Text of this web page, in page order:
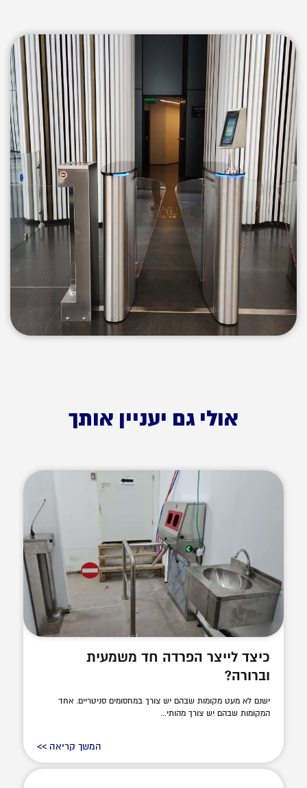
אולי גם יעניין אותך
כיצד לייצר הפרדה חד משמעית
וברורה?
ישנם לא מעט מקומות שבהם יש צורך במחסומים סניטריים. אחד
המקומות שבהם יש צורך מהותי...
המשך קריאה >>